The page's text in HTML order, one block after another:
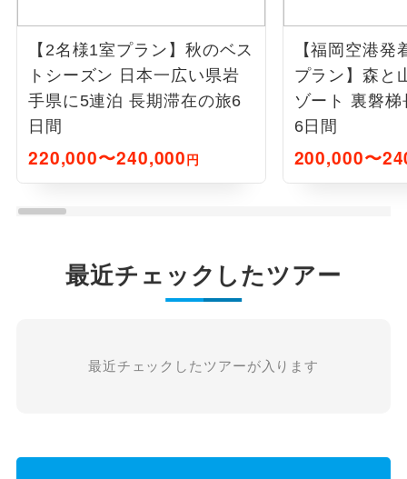
【2名様1室プラン】秋のベス
トシーズン 日本一広い県岩
手県に5連泊 長期滞在の旅6
日間
220,000〜240,000円
【福岡空港
プラン】森と
ゾート 裏磐
6日間
200,000〜
最近チェックしたツアー
最近チェックしたツアーが入ります